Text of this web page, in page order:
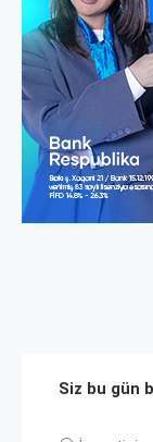
Siz bu gün